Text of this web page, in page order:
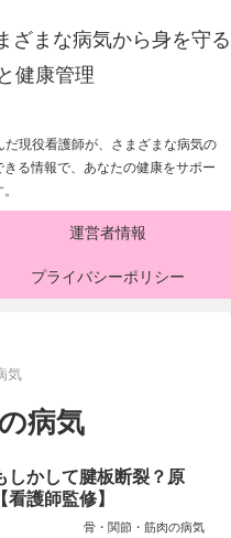
ざまな病気から身を守る
健康管理
現役看護師が、さまざまな病気の
る情報で、あなたの健康をサポー
運営者情報
プライバシーポリシー
気
病気
かして腱板断裂？原
護師監修】
骨・関節・筋肉の病気